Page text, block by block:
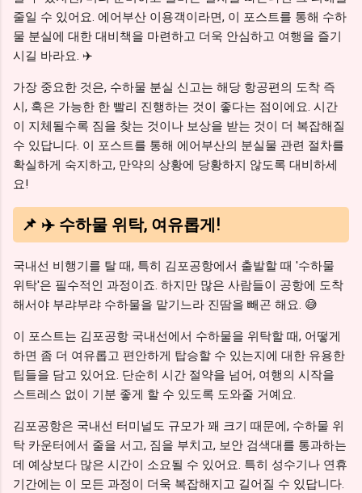
줄일 수 있어요. 에어부산 이용객이라면, 이 포스트를 통해 수하
물 분실에 대한 대비책을 마련하고 더욱 안심하고 여행을 즐기
시길 바라요. ✈️
가장 중요한 것은, 수하물 분실 신고는 해당 항공편의 도착 즉
시, 혹은 가능한 한 빨리 진행하는 것이 좋다는 점이에요. 시간
이 지체될수록 짐을 찾는 것이나 보상을 받는 것이 더 복잡해질
수 있답니다. 이 포스트를 통해 에어부산의 분실물 관련 절차를
확실하게 숙지하고, 만약의 상황에 당황하지 않도록 대비하세
요!
📌 ✈️ 수하물 위탁, 여유롭게!
국내선 비행기를 탈 때, 특히 김포공항에서 출발할 때 '수하물
위탁'은 필수적인 과정이죠. 하지만 많은 사람들이 공항에 도착
해서야 부랴부랴 수하물을 맡기느라 진땀을 빼곤 해요. 😅
이 포스트는 김포공항 국내선에서 수하물을 위탁할 때, 어떻게
하면 좀 더 여유롭고 편안하게 탑승할 수 있는지에 대한 유용한
팁들을 담고 있어요. 단순히 시간 절약을 넘어, 여행의 시작을
스트레스 없이 기분 좋게 할 수 있도록 도와줄 거예요.
김포공항은 국내선 터미널도 규모가 꽤 크기 때문에, 수하물 위
탁 카운터에서 줄을 서고, 짐을 부치고, 보안 검색대를 통과하는
데 예상보다 많은 시간이 소요될 수 있어요. 특히 성수기나 연휴
기간에는 이 모든 과정이 더욱 복잡해지고 길어질 수 있답니다.